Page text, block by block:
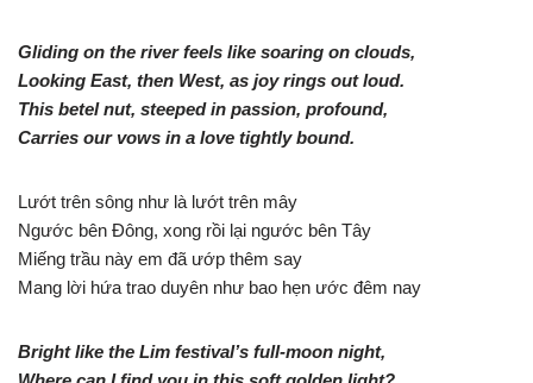
Gliding on the river feels like soaring on clouds,
Looking East, then West, as joy rings out loud.
This betel nut, steeped in passion, profound,
Carries our vows in a love tightly bound.
Lướt trên sông như là lướt trên mây
Ngước bên Đông, xong rồi lại ngước bên Tây
Miếng trầu này em đã ướp thêm say
Mang lời hứa trao duyên như bao hẹn ước đêm nay
Bright like the Lim festival’s full-moon night,